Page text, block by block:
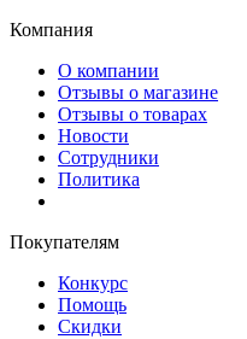
Компания
О компании
Отзывы о магазине
Отзывы о товарах
Новости
Сотрудники
Политика
Покупателям
Конкурс
Помощь
Скидки